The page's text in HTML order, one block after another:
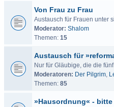
Von Frau zu Frau
Austausch für Frauen unter
Moderator: Shalom
Themen: 15
Austausch für
Nur für Gläubige, die die
Moderatoren: Der Pilgrim,
Themen: 85
»Hausordnung« -